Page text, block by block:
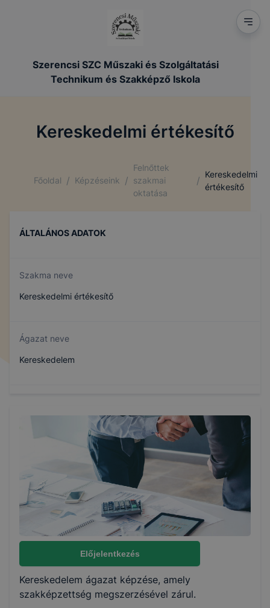
Szerencsi SZC Műszaki és Szolgáltatási
Technikum és Szakképző Iskola
Kereskedelmi értékesítő
Főoldal / Képzéseink /
Felnőttek
szakmai
oktatása
/
Kereskedelmi
értékesítő
ÁLTALÁNOS ADATOK
Szakma neve
Kereskedelmi értékesítő
Ágazat neve
Kereskedelem
Képzés időtartama
3 év
Választható szakmairányok:
Nem válaszható
KKK/PTT
Előjelentkezés
Kereskedelem ágazat képzése, amely
szakképzettség megszerzésével zárul.